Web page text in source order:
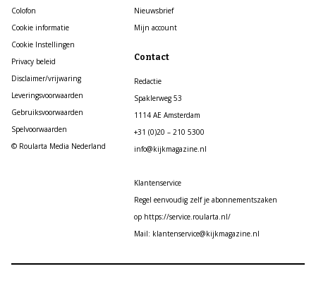
Colofon
Cookie informatie
Cookie Instellingen
Privacy beleid
Disclaimer/vrijwaring
Leveringsvoorwaarden
Gebruiksvoorwaarden
Spelvoorwaarden
© Roularta Media Nederland
Nieuwsbrief
Mijn account
Contact
Redactie
Spaklerweg 53
1114 AE Amsterdam
+31 (0)20 – 210 5300
info@kijkmagazine.nl
Klantenservice
Regel eenvoudig zelf je abonnementszaken
op https://service.roularta.nl/
Mail: klantenservice@kijkmagazine.nl